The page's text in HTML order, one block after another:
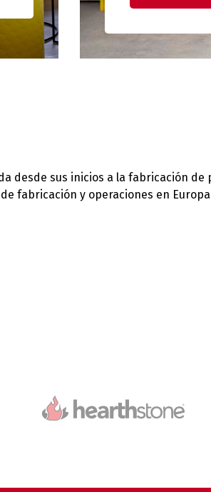
desde sus inicios a la fabricación
fabricación y operaciones en Europa